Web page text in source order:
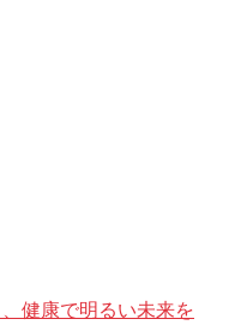
健康で明るい未来を